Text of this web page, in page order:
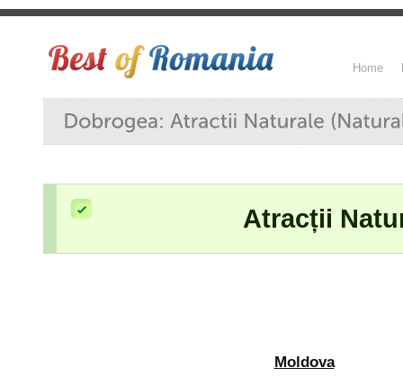
Home
Atracții
Moldova